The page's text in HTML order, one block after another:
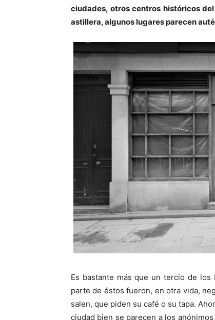
ciudades, otros centros históricos
astillera, algunos lugares parecen
Es bastante más que un tercio de los
parte de éstos fueron, en otra vida,
salen, que piden su café o su tapa.
ciudad bien se parecen a los